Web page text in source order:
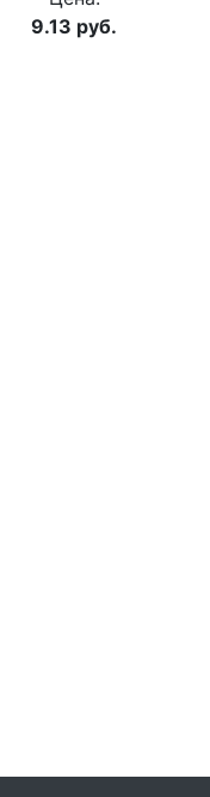
9.13 руб.